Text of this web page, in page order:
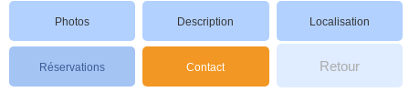
Photos Description Localisation
Réservations Contact Retour